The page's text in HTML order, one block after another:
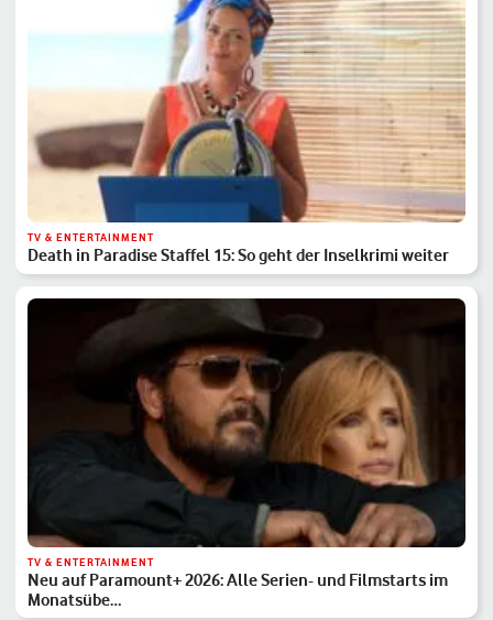
TV & ENTERTAINMENT
Death in Paradise Staffel 15: So geht der Inselkrimi weiter
TV & ENTERTAINMENT
Neu auf Paramount+ 2026: Alle Serien- und Filmstarts im
Monatsübe…